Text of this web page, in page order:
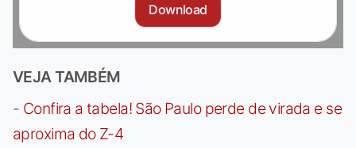
Download
VEJA TAMBÉM
- Confira a tabela! São Paulo perde de virada e se
aproxima do Z-4